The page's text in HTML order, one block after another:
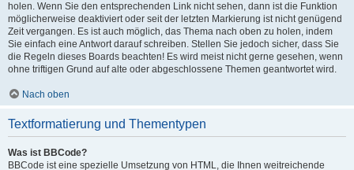
holen. Wenn Sie den entsprechenden Link nicht sehen, dann ist die Funktion
möglicherweise deaktiviert oder seit der letzten Markierung ist nicht genügend
Zeit vergangen. Es ist auch möglich, das Thema nach oben zu holen, indem
Sie einfach eine Antwort darauf schreiben. Stellen Sie jedoch sicher, dass Sie
die Regeln dieses Boards beachten! Es wird meist nicht gerne gesehen, wenn
ohne triftigen Grund auf alte oder abgeschlossene Themen geantwortet wird.
Nach oben
Textformatierung und Thementypen
Was ist BBCode?
BBCode ist eine spezielle Umsetzung von HTML, die Ihnen weitreichende